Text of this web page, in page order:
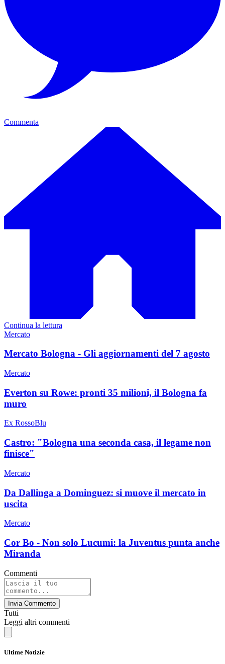
Commenta
Continua la lettura
Mercato
Mercato Bologna - Gli aggiornamenti del 7 agosto
Mercato
Everton su Rowe: pronti 35 milioni, il Bologna fa
muro
Ex RossoBlu
Castro: "Bologna una seconda casa, il legame non
finisce"
Mercato
Da Dallinga a Dominguez: si muove il mercato in
uscita
Mercato
Cor Bo - Non solo Lucumi: la Juventus punta anche
Miranda
Commenti
Invia Commento
Tutti
Leggi altri commenti
Ultime Notizie